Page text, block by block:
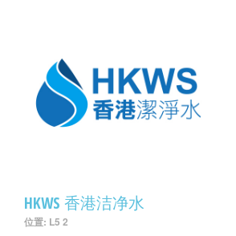
HKWS 香港洁净水
位置: L5 2